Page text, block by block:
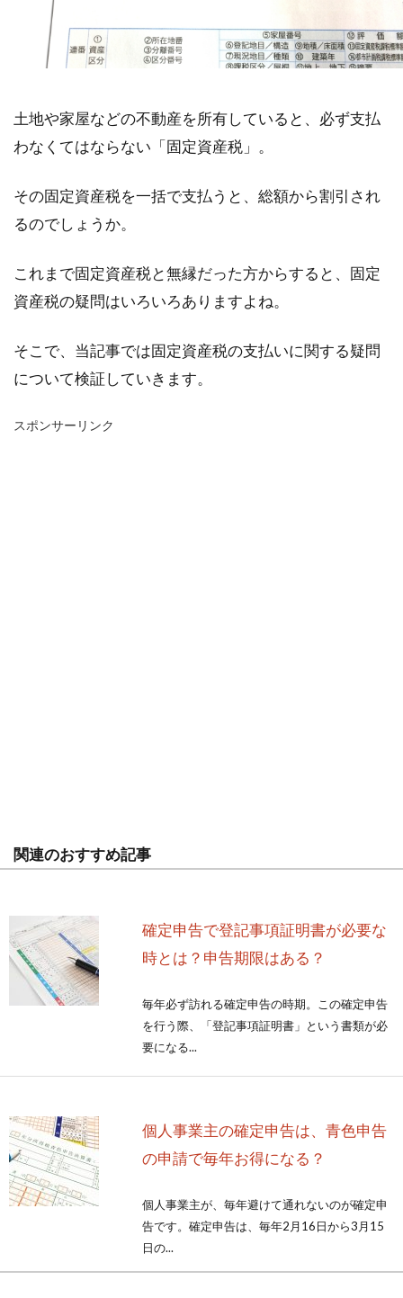
土地や家屋などの不動産を所有していると、必ず支払
わなくてはならない「固定資産税」。
その固定資産税を一括で支払うと、総額から割引され
るのでしょうか。
これまで固定資産税と無縁だった方からすると、固定
資産税の疑問はいろいろありますよね。
そこで、当記事では固定資産税の支払いに関する疑問
について検証していきます。
スポンサーリンク
関連のおすすめ記事
確定申告で登記事項証明書が必要な
時とは？申告期限はある？
毎年必ず訪れる確定申告の時期。この確定申告
を行う際、「登記事項証明書」という書類が必
要になる...
個人事業主の確定申告は、青色申告
の申請で毎年お得になる？
個人事業主が、毎年避けて通れないのが確定申
告です。確定申告は、毎年2月16日から3月15
日の...